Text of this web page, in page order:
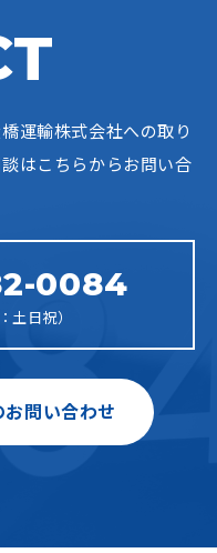
運輸株式会社への取り
はこちらからお問い合
0084
土日祝）
問い合わせ